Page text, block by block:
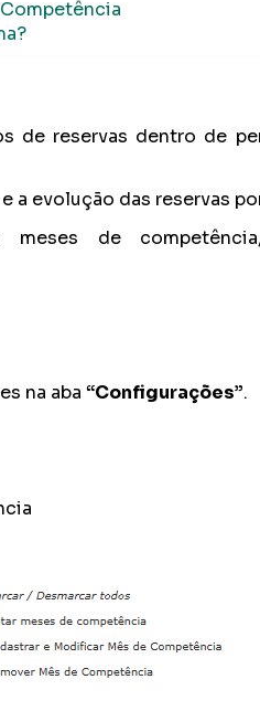
de reservas dentro de
a evolução das reservas
meses de
na aba “Configurações”.